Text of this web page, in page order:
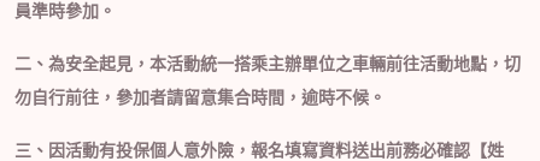
員準時參加。
二、 為安全起見，本活動統一搭乘主辦單位之車輛前往活動地點，切
勿自行前往，參加者請留意集合時間，逾時不候。
三、 因活動有投保個人意外險，報名填寫資料送出前務必確認【姓